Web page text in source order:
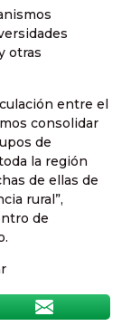
otras
entre el
consolidar
de
la región
de ellas de
rural”,
de